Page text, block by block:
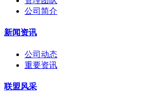
公司简介
新闻资讯
公司动态
重要资讯
联盟风采